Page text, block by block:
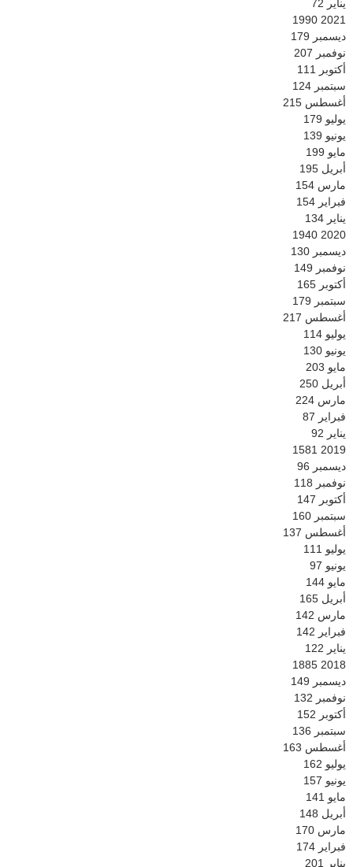
يناير 72
2021
1990
ديسمبر 179
نوفمبر 207
أكتوبر 111
سبتمبر 124
أغسطس 215
يوليو 179
يونيو 139
مايو 199
أبريل 195
مارس 154
فبراير 154
يناير 134
2020
1940
ديسمبر 130
نوفمبر 149
أكتوبر 165
سبتمبر 179
أغسطس 217
يوليو 114
يونيو 130
مايو 203
أبريل 250
مارس 224
فبراير 87
يناير 92
2019
1581
ديسمبر 96
نوفمبر 118
أكتوبر 147
سبتمبر 160
أغسطس 137
يوليو 111
يونيو 97
مايو 144
أبريل 165
مارس 142
فبراير 142
يناير 122
2018
1885
ديسمبر 149
نوفمبر 132
أكتوبر 152
سبتمبر 136
أغسطس 163
يوليو 162
يونيو 157
مايو 141
أبريل 148
مارس 170
فبراير 174
يناير 201